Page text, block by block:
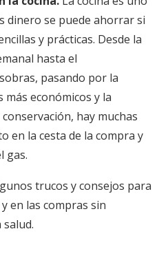
dinero se puede ahorrar si
y prácticas. Desde la
hasta el
pasando por la
económicos y la
hay muchas
en la cesta de la compra y
gas.
trucos y consejos para
en las compras sin